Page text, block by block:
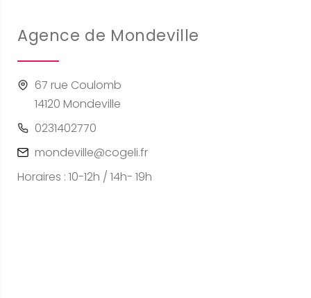
Agence de Mondeville
67 rue Coulomb
14120 Mondeville
0231402770
mondeville@cogeli.fr
Horaires : 10-12h / 14h- 19h